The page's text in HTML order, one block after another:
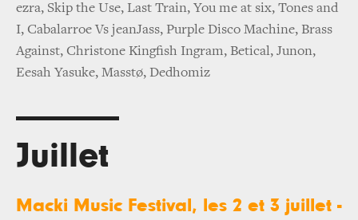
ezra, Skip the Use, Last Train, You me at six, Tones and
I, Cabalarroe Vs jeanJass, Purple Disco Machine, Brass
Against, Christone Kingfish Ingram, Betical, Junon,
Eesah Yasuke, Masstø, Dedhomiz
Juillet
Macki Music Festival, les 2 et 3 juillet -